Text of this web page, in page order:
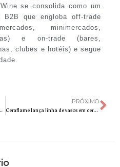
se consolida como um
que engloba off-trade
minimercados,
e on-trade (bares,
clubes e hotéis) e segue
De-Cera e Sérum Enriquecido Com Vitamina C Pura
PRÓXIMO
Ceraflame lança linha de vasos em cerâmica